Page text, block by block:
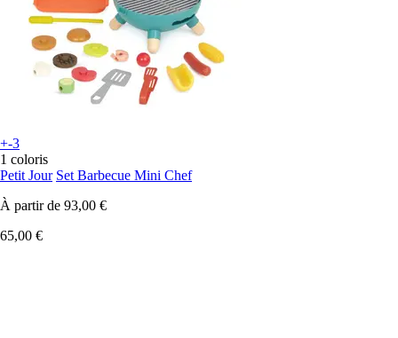
+-3
1 coloris
Petit Jour Set Barbecue Mini Chef
À partir de 93,00 €
65,00 €